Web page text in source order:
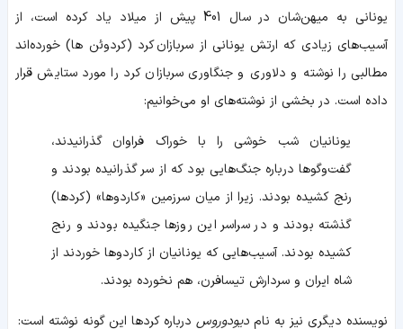
یونانی به میهن‌شان در سال 401 پیش از میلاد یاد کرده است، از
آسیب‌های زیادی که ارتش یونانی از سربازان کرد (کردوئن ها) خورده‌اند
مطالبی را نوشته و دلاوری و جنگاوری سربازان کرد را مورد ستایش قرار
داده است. در بخشی از نوشته‌های او می‌خوانیم:
یونانیان شب خوشی را با خوراک فراوان گذرانیدند،
گفت‌وگوها درباره جنگ‌هایی بود که از سر گذرانیده بودند و
رنج کشیده بودند. زیرا از میان سرزمین «کاردوها» (کردها)
گذشته بودند و در سراسر این روزها جنگیده بودند و رنج
کشیده بودند. آسیب‌هایی که یونانیان از کاردوها خوردند از
شاه ایران و سردارش تیسافرن، هم نخورده بودند.
نویسنده دیگری نیز به نام دیودوروس درباره کردها این گونه نوشته است: